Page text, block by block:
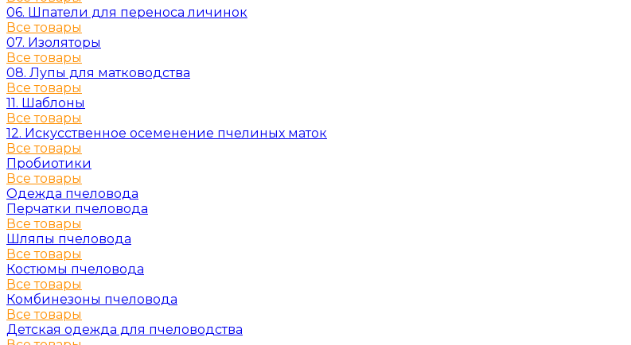
06. Шпатели для переноса личинок
Все товары
07. Изоляторы
Все товары
08. Лупы для матководства
Все товары
11. Шаблоны
Все товары
12. Искусственное осеменение пчелиных маток
Все товары
Пробиотики
Все товары
Одежда пчеловода
Перчатки пчеловода
Все товары
Шляпы пчеловода
Все товары
Костюмы пчеловода
Все товары
Комбинезоны пчеловода
Все товары
Детская одежда для пчеловодства